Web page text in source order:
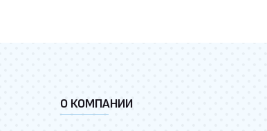
О КОМПАНИИ